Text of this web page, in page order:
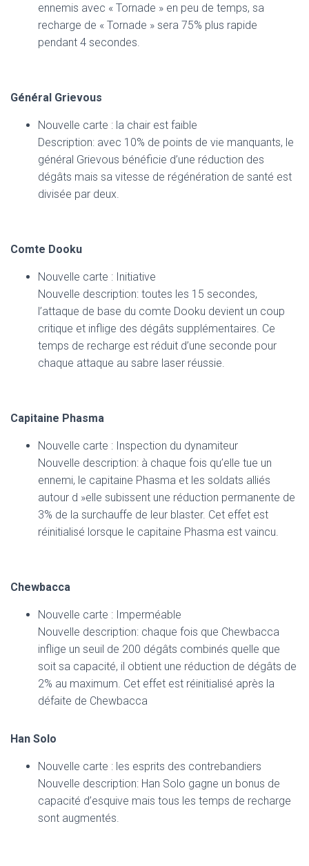
ennemis avec « Tornade » en peu de temps, sa
recharge de « Tornade » sera 75% plus rapide
pendant 4 secondes.
Général Grievous
Nouvelle carte : la chair est faible
Description: avec 10% de points de vie manquants, le
général Grievous bénéficie d’une réduction des
dégâts mais sa vitesse de régénération de santé est
divisée par deux.
Comte Dooku
Nouvelle carte : Initiative
Nouvelle description: toutes les 15 secondes,
l’attaque de base du comte Dooku devient un coup
critique et inflige des dégâts supplémentaires. Ce
temps de recharge est réduit d’une seconde pour
chaque attaque au sabre laser réussie.
Capitaine Phasma
Nouvelle carte : Inspection du dynamiteur
Nouvelle description: à chaque fois qu’elle tue un
ennemi, le capitaine Phasma et les soldats alliés
autour d »elle subissent une réduction permanente de
3% de la surchauffe de leur blaster. Cet effet est
réinitialisé lorsque le capitaine Phasma est vaincu.
Chewbacca
Nouvelle carte : Imperméable
Nouvelle description: chaque fois que Chewbacca
inflige un seuil de 200 dégâts combinés quelle que
soit sa capacité, il obtient une réduction de dégâts de
2% au maximum. Cet effet est réinitialisé après la
défaite de Chewbacca
Han Solo
Nouvelle carte : les esprits des contrebandiers
Nouvelle description: Han Solo gagne un bonus de
capacité d’esquive mais tous les temps de recharge
sont augmentés.